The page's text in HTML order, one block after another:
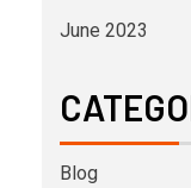
June 2023
Blog